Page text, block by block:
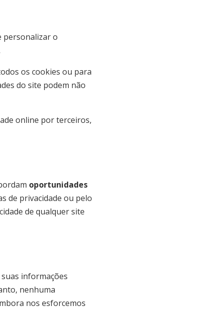
personalizar o
os cookies ou para
do site podem não
online por terceiros,
oportunidades
de privacidade ou pelo
de qualquer site
informações
nenhuma
nos esforcemos